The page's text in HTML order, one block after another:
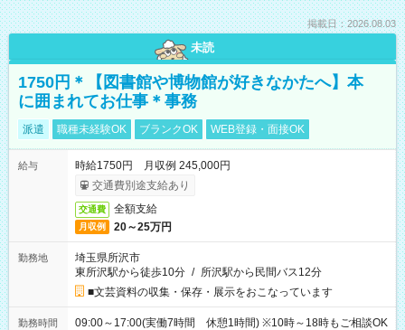
掲載日：2026.08.03
未読
1750円＊【図書館や博物館が好きなかたへ】本
に囲まれてお仕事＊事務
派遣 職種未経験OK ブランクOK WEB登録・面接OK
給与
時給1750円 月収例 245,000円
交通費別途支給あり
交通費 全額支給
月収例 20～25万円
勤務地
埼玉県所沢市
東所沢駅から徒歩10分 / 所沢駅から民間バス12分
■文芸資料の収集・保存・展示をおこなっています
勤務時間
09:00～17:00(実働7時間 休憩1時間) ※10時～18時もご相談OK